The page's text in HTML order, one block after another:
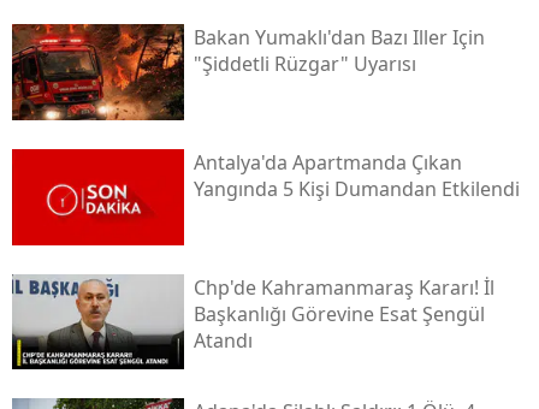
Bakan Yumaklı'dan Bazı Iller Için
"şiddetli Rüzgar" Uyarısı
Antalya'da Apartmanda Çıkan
Yangında 5 Kişi Dumandan Etkilendi
Chp'de Kahramanmaraş Kararı! İl
Başkanlığı Görevine Esat Şengül
Atandı